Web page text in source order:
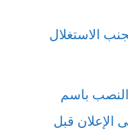
دليلك لتجنب الاستغلال
باسم
الإعلان قبل